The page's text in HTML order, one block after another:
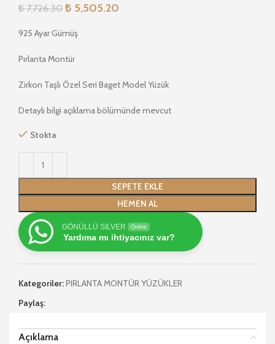
₺7,726.30 ₺ 5,505.20
925 Ayar Gümüş
Pırlanta Montür
Zirkon Taşlı Özel Seri Baget Model Yüzük
Detaylı bilgi açıklama bölümünde mevcut
Stokta
SEPETE EKLE
HEMEN AL
GÖNÜLLÜ SİLVER Online
Yardıma mı ihtiyacınız var?
Kategoriler:PIRLANTA MONTÜR YÜZÜKLER
Paylaş:
Açıklama